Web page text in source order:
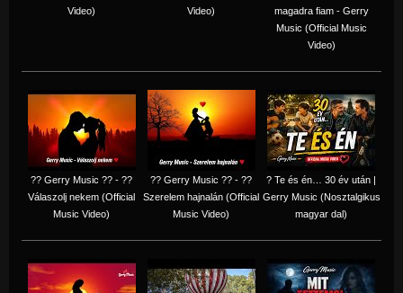
Video)
Video)
magadra fiam - Gerry
Music (Official Music
Video)
?? Gerry Music ?? - ??
Válaszolj nekem (Official
Music Video)
?? Gerry Music ?? - ??
Szerelem hajnalán (Official
Music Video)
? Te és én… 30 év után |
Gerry Music (Nosztalgikus
magyar dal)